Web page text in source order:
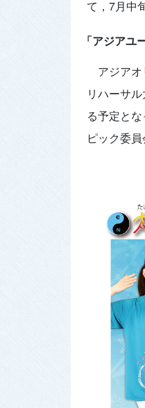
て，7月中
「アジアユ
アジア
リハーサ
る予定と
ピック委